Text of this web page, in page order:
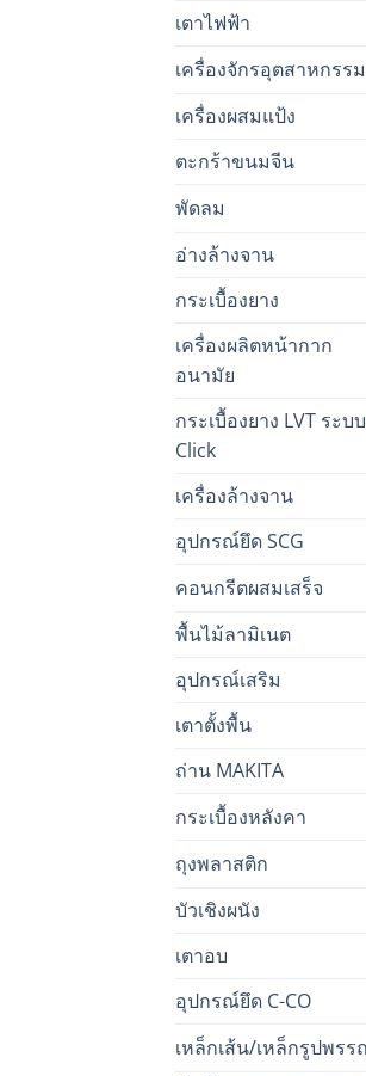
เตาไฟฟ้า
เครื่องจักรอุตสาหกรรม
เครื่องผสมแป้ง
ตะกร้าขนมจีน
พัดลม
อ่างล้างจาน
กระเบื้องยาง
เครื่องผลิตหน้ากาก
อนามัย
กระเบื้องยาง LVT ระบ
Click
เครื่องล้างจาน
อุปกรณ์ยึด SCG
คอนกรีตผสมเสร็จ
พื้นไม้ลามิเนต
อุปกรณ์เสริม
เตาตั้งพื้น
ถ่าน MAKITA
กระเบื้องหลังคา
ถุงพลาสติก
บัวเชิงผนัง
เตาอบ
อุปกรณ์ยึด C-CO
เหล็กเส้น/เหล็กรูปพร